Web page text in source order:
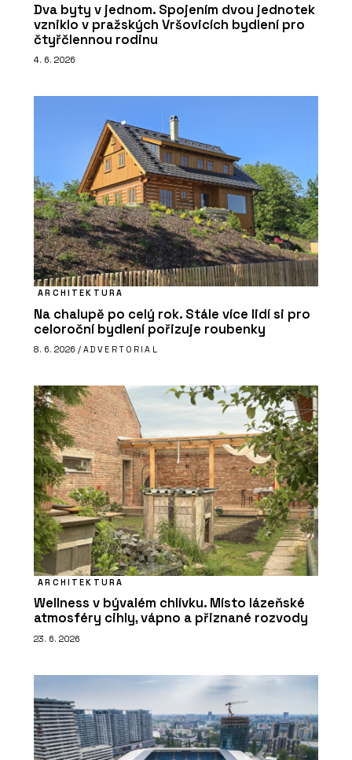
Dva byty v jednom. Spojením dvou jednotek
vzniklo v pražských Vršovicích bydlení pro
čtyřčlennou rodinu
4. 6. 2026
ARCHITEKTURA
Na chalupě po celý rok. Stále více lidí si pro
celoroční bydlení pořizuje roubenky
8. 6. 2026 / ADVERTORIAL
ARCHITEKTURA
Wellness v bývalém chlívku. Místo lázeňské
atmosféry cihly, vápno a přiznané rozvody
23. 6. 2026